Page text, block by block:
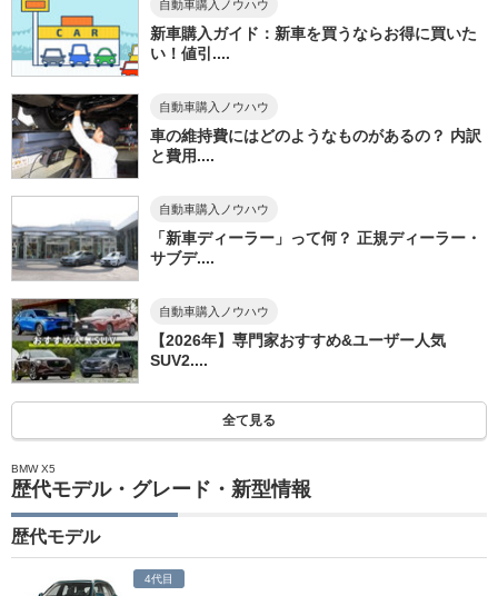
自動車購入ノウハウ
新車購入ガイド：新車を買うならお得に買いた
い！値引....
自動車購入ノウハウ
車の維持費にはどのようなものがあるの？ 内訳
と費用....
自動車購入ノウハウ
「新車ディーラー」って何？ 正規ディーラー・
サブデ....
自動車購入ノウハウ
【2026年】専門家おすすめ&ユーザー人気
SUV2....
全て見る
BMW X5
歴代モデル・グレード・新型情報
歴代モデル
4代目